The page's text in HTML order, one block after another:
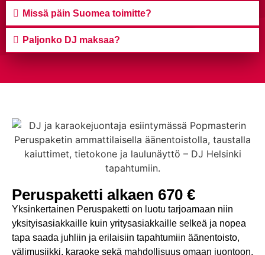
Missä päin Suomea toimitte?
Paljonko DJ maksaa?
Peruspaketti alkaen 670 €
Yksinkertainen Peruspaketti on luotu tarjoamaan niin
yksityisasiakkaille kuin yritysasiakkaille selkeä ja nopea
tapa saada juhliin ja erilaisiin tapahtumiin äänentoisto,
välimusiikki, karaoke sekä mahdollisuus omaan juontoon.